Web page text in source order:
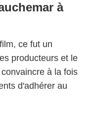
à
ce fut un
producteurs et le
à la fois
d'adhérer au